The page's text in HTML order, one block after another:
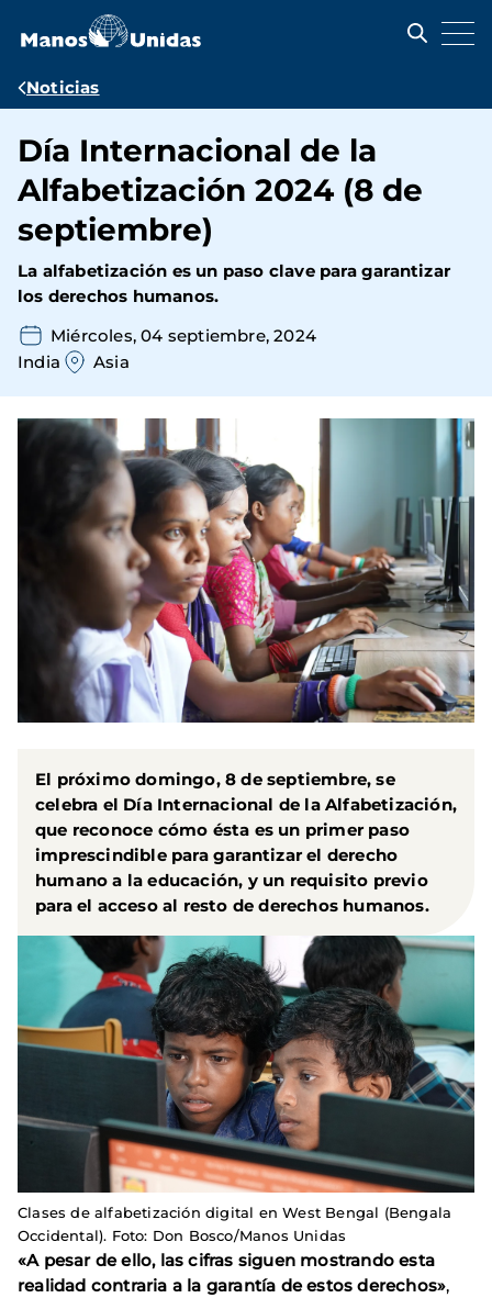
contenido
Ruta
navegación
Noticias
Día Internacional de la
Alfabetización 2024 (8 de
septiembre)
La alfabetización es un paso clave para garantizar
los derechos humanos.
Miércoles, 04 septiembre, 2024
India
Asia
El próximo domingo, 8 de septiembre, se
celebra el Día Internacional de la Alfabetización,
que reconoce cómo ésta es un primer paso
imprescindible para garantizar el derecho
humano a la educación, y un requisito previo
para el acceso al resto de derechos humanos.
Clases de alfabetización digital en West Bengal (Bengala
Occidental). Foto: Don Bosco/Manos Unidas
«A pesar de ello, las cifras siguen mostrando esta
realidad contraria a la garantía de estos derechos»,